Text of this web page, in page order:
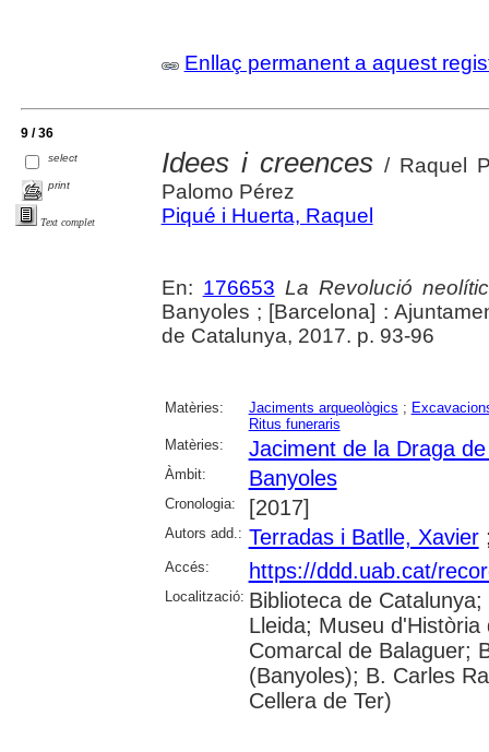
Enllaç permanent a aquest
9 / 36
select
print
Text complet
Idees i creences / Raquel
Palomo Pérez
Piqué i Huerta, Raquel
En: 176653 La Revolució
Banyoles ; [Barcelona] :
de Catalunya, 2017. p. 93-96
Matèries: Jaciments arqueològics ;
Ritus funeraris
Matèries:
Jaciment de la Draga
Àmbit: Banyoles
Cronologia: [2017]
Autors add.: Terradas i Batlle, Xavier
Accés: https://ddd.uab.cat/
Localització: Biblioteca de
Lleida; Museu
Comarcal de Balaguer;
(Banyoles); B. Carles
Cellera de Ter)